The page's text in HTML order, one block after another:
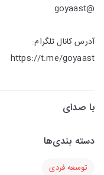
@goyaast
آدرس کانال تلگرام:
https://t.me/goyaast
با صدای
دسته بندی‌ها
توسعه فردی